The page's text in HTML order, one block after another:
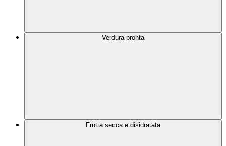
Verdura pronta
Frutta secca e disidratata